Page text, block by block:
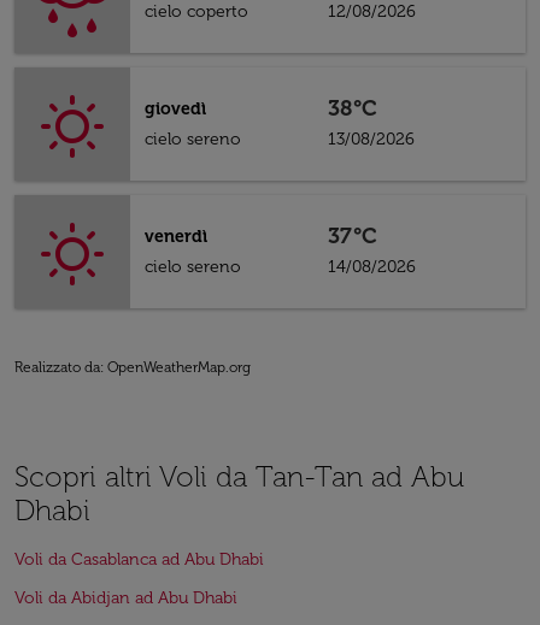
cielo coperto
12/08/2026
giovedì
cielo sereno
38°C
13/08/2026
venerdì
cielo sereno
37°C
14/08/2026
Realizzato da: OpenWeatherMap.org
Scopri altri Voli da Tan-Tan ad Abu
Dhabi
Voli da Casablanca ad Abu Dhabi
Voli da Abidjan ad Abu Dhabi